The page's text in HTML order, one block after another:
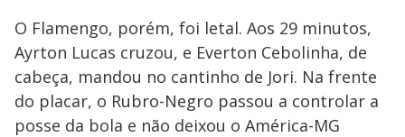
O Flamengo, porém, foi letal. Aos 29 minutos,
Ayrton Lucas cruzou, e Everton Cebolinha, de
cabeça, mandou no cantinho de Jori. Na frente
do placar, o Rubro-Negro passou a controlar a
posse da bola e não deixou o América-MG